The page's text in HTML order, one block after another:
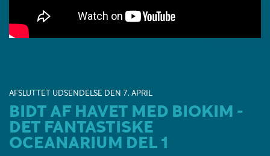
AFSLUTTET UDSENDELSE DEN 7. APRIL
BIDT AF HAVET MED BIOKIM -
DET FANTASTISKE
OCEANARIUM DEL 1